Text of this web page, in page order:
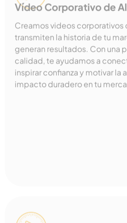
Vídeo Corporativo de
Creamos videos corporativos
transmiten la historia de tu
generan resultados. Con una
calidad, te ayudamos a
inspirar confianza y motivar la
impacto duradero en tu